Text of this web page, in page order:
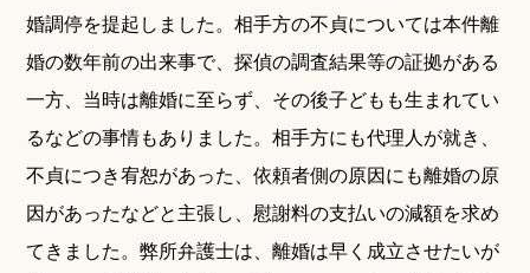
婚調停を提起しました。相手方の不貞については本件離
婚の数年前の出来事で、探偵の調査結果等の証拠がある
一方、当時は離婚に至らず、その後子どもも生まれてい
るなどの事情もありました。相手方にも代理人が就き、
不貞につき宥恕があった、依頼者側の原因にも離婚の原
因があったなどと主張し、慰謝料の支払いの減額を求め
てきました。弊所弁護士は、離婚は早く成立させたいが